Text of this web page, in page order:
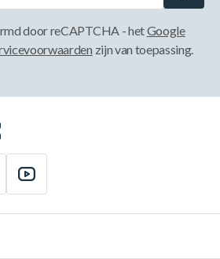
door reCAPTCHA - hetGoogle
zijn van toepassing.